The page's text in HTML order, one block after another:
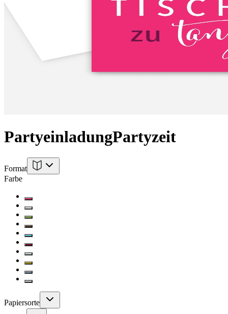
PartyeinladungPartyzeit
Format
Farbe
Papiersorte